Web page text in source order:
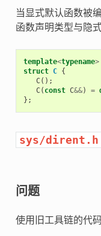
当显式默认函数被
函数声明类型与隐
template<typename>
struct C {
C();
C( const C&&) =
};
sys/dirent.h
问题
使用旧工具链的代